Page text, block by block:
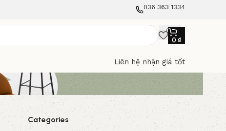
036 363 1334
0 ₫
Liên hệ nhận giá tốt
Categories